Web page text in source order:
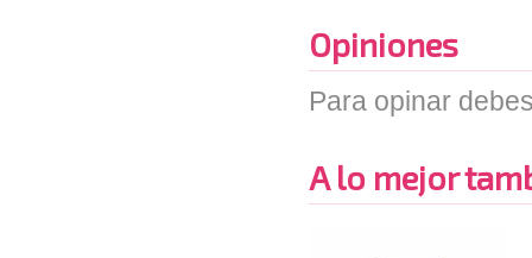
Opiniones
Para opinar
A lo mejor